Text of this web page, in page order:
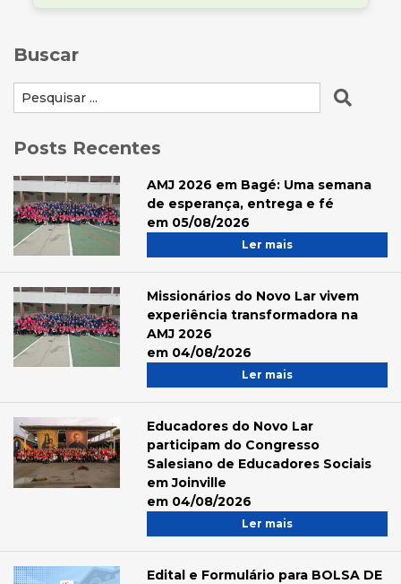
Buscar
Posts Recentes
AMJ 2026 em Bagé: Uma semana
de esperança, entrega e fé
em 05/08/2026
Ler mais
Missionários do Novo Lar vivem
experiência transformadora na
AMJ 2026
em 04/08/2026
Ler mais
Educadores do Novo Lar
participam do Congresso
Salesiano de Educadores Sociais
em Joinville
em 04/08/2026
Ler mais
Edital e Formulário para BOLSA DE